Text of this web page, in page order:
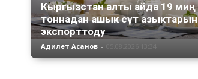
Кыргызстан алты айда 19 миң
тоннадан ашык сүт азыктарын
экспорттоду
Адилет Асанов -